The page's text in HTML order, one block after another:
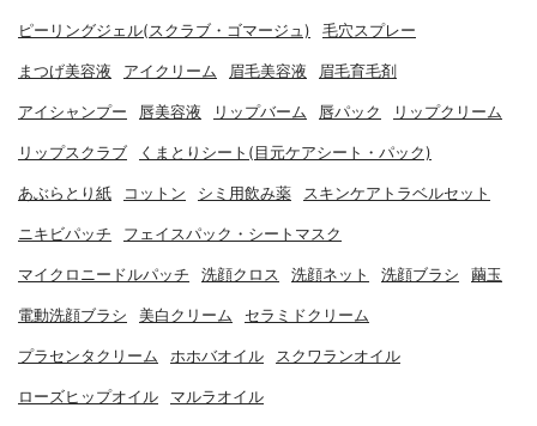
ピーリングジェル(スクラブ・ゴマージュ) 毛穴スプレー
まつげ美容液 アイクリーム 眉毛美容液 眉毛育毛剤
アイシャンプー 唇美容液 リップバーム 唇パック リップクリーム
リップスクラブ くまとりシート(目元ケアシート・パック)
あぶらとり紙 コットン シミ用飲み薬 スキンケアトラベルセット
ニキビパッチ フェイスパック・シートマスク
マイクロニードルパッチ 洗顔クロス 洗顔ネット 洗顔ブラシ 繭玉
電動洗顔ブラシ 美白クリーム セラミドクリーム
プラセンタクリーム ホホバオイル スクワランオイル
ローズヒップオイル マルラオイル